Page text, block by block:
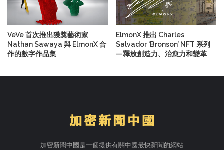
VeVe 首次推出獲獎藝術家
Nathan Sawaya 與 ElmonX 合
作的數字作品集
ElmonX 推出 Charles
Salvador ‘Bronson’ NFT 系列
— 釋放創造力、治愈力和變革
加密新聞中國是一個提供有關中國最快新聞的網站